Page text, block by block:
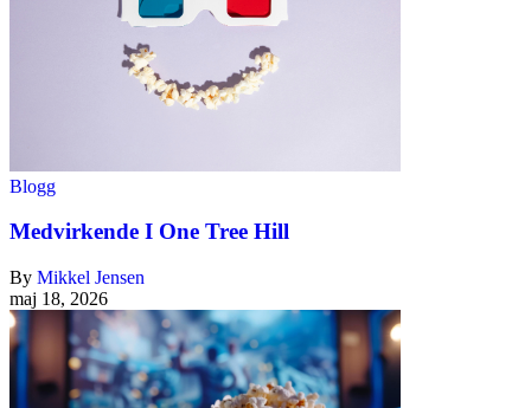
Blogg
Medvirkende I One Tree Hill
By Mikkel Jensen
maj 18, 2026